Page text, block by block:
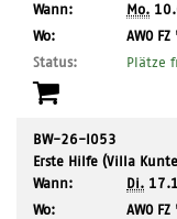
Wann:
Mo.
Wo:
,
Ort:
AWO
Status:
Plätze
BW-26-I053
Erste Hilfe (Villa
Wann:
Di.
Wo:
,AWO